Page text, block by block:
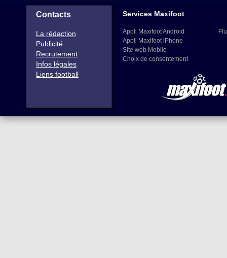
Contacts
La rédaction
Publicité
Recrutement
Infos légales
Liens football
Services Maxifoot
Appli Maxifoot Android
Appli Maxifoot iPhone
Site web Mobile
Choix de consentement